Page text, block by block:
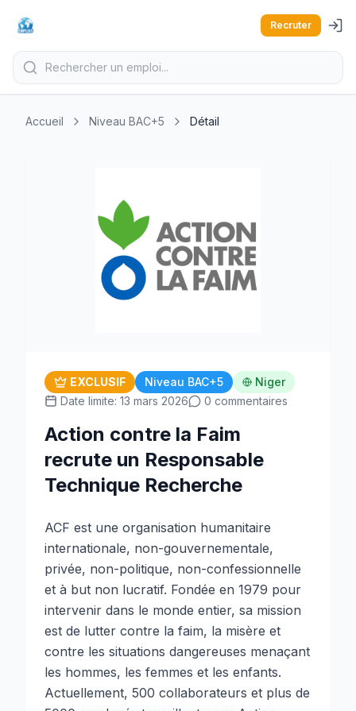
Recruter
Accueil Niveau BAC+5 Détail
EXCLUSIF Niveau BAC+5
Niger
Date limite: 13 mars 2026
0 commentaires
Action contre la Faim
recrute un Responsable
Technique Recherche
ACF est une organisation humanitaire
internationale, non-gouvernementale,
privée, non-politique, non-confessionnelle
et à but non lucratif. Fondée en 1979 pour
intervenir dans le monde entier, sa mission
est de lutter contre la faim, la misère et
contre les situations dangereuses menaçant
les hommes, les femmes et les enfants.
Actuellement, 500 collaborateurs et plus de